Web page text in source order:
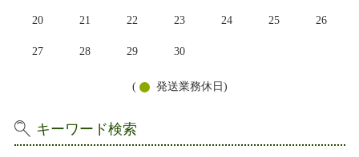
20 21 22 23 24 25 26
27 28 29 30
( 発送業務休日)
キーワード検索